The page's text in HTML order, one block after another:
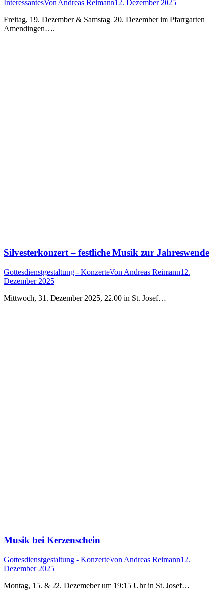
InteressantesVon Andreas Reimann12. Dezember 2025
Freitag, 19. Dezember & Samstag, 20. Dezember im Pfarrgarten
Amendingen….
Silvesterkonzert – festliche Musik zur Jahreswende
Gottesdienstgestaltung - KonzerteVon Andreas Reimann12.
Dezember 2025
Mittwoch, 31. Dezember 2025, 22.00 in St. Josef…
Musik bei Kerzenschein
Gottesdienstgestaltung - KonzerteVon Andreas Reimann12.
Dezember 2025
Montag, 15. & 22. Dezemeber um 19:15 Uhr in St. Josef…